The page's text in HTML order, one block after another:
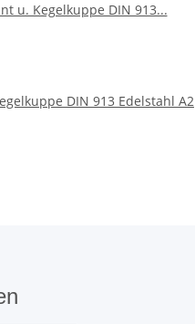
DIN 913 Edelstahl A2